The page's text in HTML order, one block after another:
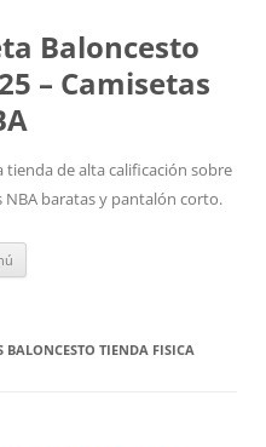
Baloncesto
– Camisetas
tienda de alta calificación sobre
NBA baratas y pantalón corto.
BALONCESTO TIENDA FISICA